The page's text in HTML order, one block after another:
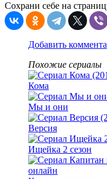
Сохрани себе на
Добавить
Похожие сериалы
Кома
Мы и они
Версия
Ищейка 2 сезон